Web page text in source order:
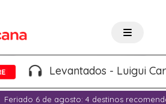
Levantados - Luigui
Feriado 6 de agosto: 4 destinos